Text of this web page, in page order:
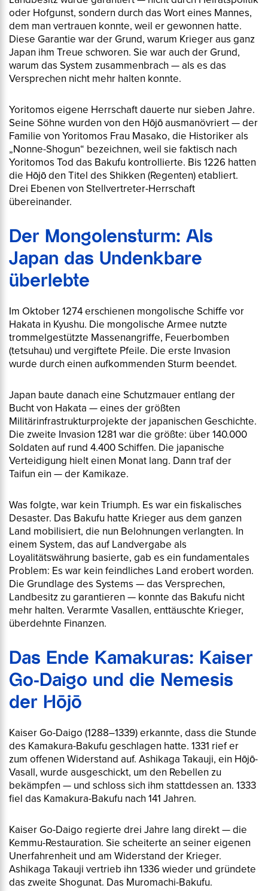
oder Hofgunst, sondern durch das Wort eines Mannes,
dem man vertrauen konnte, weil er gewonnen hatte.
Diese Garantie war der Grund, warum Krieger aus ganz
Japan ihm Treue schworen. Sie war auch der Grund,
warum das System zusammenbrach — als es das
Versprechen nicht mehr halten konnte.
Yoritomos eigene Herrschaft dauerte nur sieben Jahre.
Seine Söhne wurden von den Hōjō ausmanövriert — der
Familie von Yoritomos Frau Masako, die Historiker als
„Nonne-Shogun“ bezeichnen, weil sie faktisch nach
Yoritomos Tod das Bakufu kontrollierte. Bis 1226 hatten
die Hōjō den Titel des Shikken (Regenten) etabliert.
Drei Ebenen von Stellvertreter-Herrschaft
übereinander.
Der Mongolensturm: Als
Japan das Undenkbare
überlebte
Im Oktober 1274 erschienen mongolische Schiffe vor
Hakata in Kyushu. Die mongolische Armee nutzte
trommelgestützte Massenangriffe, Feuerbomben
(tetsuhau) und vergiftete Pfeile. Die erste Invasion
wurde durch einen aufkommenden Sturm beendet.
Japan baute danach eine Schutzmauer entlang der
Bucht von Hakata — eines der größten
Militärinfrastrukturprojekte der japanischen Geschichte.
Die zweite Invasion 1281 war die größte: über 140.000
Soldaten auf rund 4.400 Schiffen. Die japanische
Verteidigung hielt einen Monat lang. Dann traf der
Taifun ein — der Kamikaze.
Was folgte, war kein Triumph. Es war ein fiskalisches
Desaster. Das Bakufu hatte Krieger aus dem ganzen
Land mobilisiert, die nun Belohnungen verlangten. In
einem System, das auf Landvergabe als
Loyalitätswährung basierte, gab es ein fundamentales
Problem: Es war kein feindliches Land erobert worden.
Die Grundlage des Systems — das Versprechen,
Landbesitz zu garantieren — konnte das Bakufu nicht
mehr halten. Verarmte Vasallen, enttäuschte Krieger,
überdehnte Finanzen.
Das Ende Kamakuras: Kaiser
Go-Daigo und die Nemesis
der Hōjō
Kaiser Go-Daigo (1288–1339) erkannte, dass die Stunde
des Kamakura-Bakufu geschlagen hatte. 1331 rief er
zum offenen Widerstand auf. Ashikaga Takauji, ein Hōjō-
Vasall, wurde ausgeschickt, um den Rebellen zu
bekämpfen — und schloss sich ihm stattdessen an. 1333
fiel das Kamakura-Bakufu nach 141 Jahren.
Kaiser Go-Daigo regierte drei Jahre lang direkt — die
Kemmu-Restauration. Sie scheiterte an seiner eigenen
Unerfahrenheit und am Widerstand der Krieger.
Ashikaga Takauji vertrieb ihn 1336 wieder und gründete
das zweite Shogunat. Das Muromachi-Bakufu.